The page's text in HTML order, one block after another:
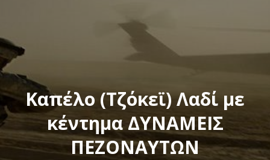
Καπέλο (Τζόκεϊ) Λαδί με
κέντημα ΔΥΝΑΜΕΙΣ
ΠΕΖΟΝΑΥΤΩΝ